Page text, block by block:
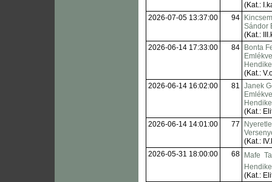
(Kat.:
2026-07-05 13:37:00
94
Sándor
(Kat.:
2026-06-14 17:33:00
84
Bonta
(Kat.:
2026-06-14 16:02:00
81 Janek
(Kat.:
2026-06-14 14:01:00
77
(Kat.:
2026-05-31 18:00:00
68
Mafe 
(Kat.: